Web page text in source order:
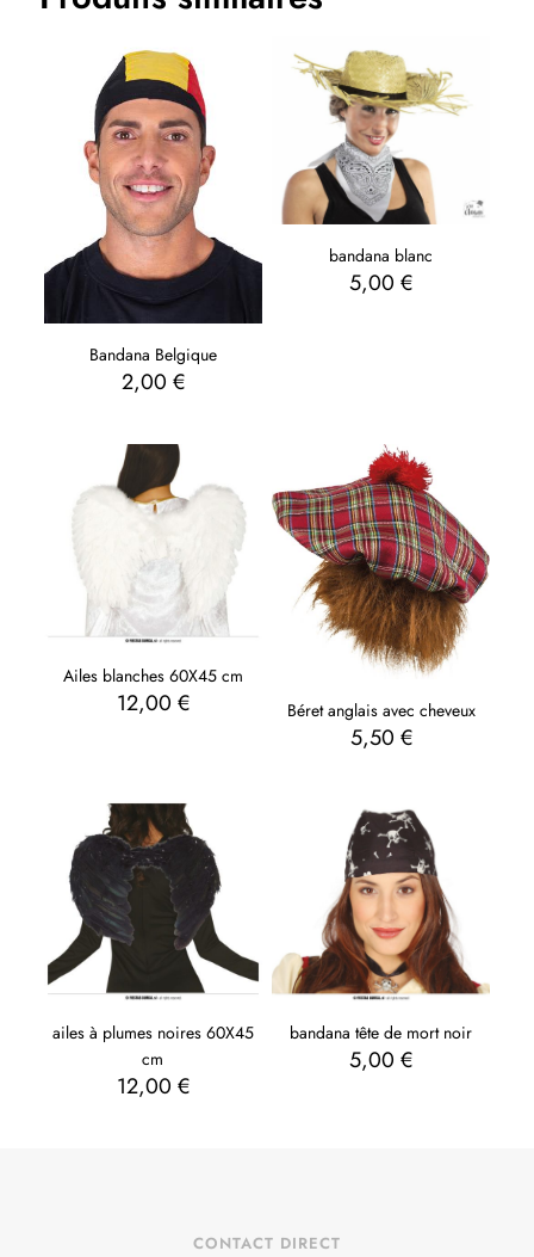
Bandana Belgique
2,00 €
bandana blanc
5,00 €
Ailes blanches 60X45 cm
12,00 € Béret anglais avec cheveux
5,50 €
ailes à plumes noires 60X45
cm
12,00 €
bandana tête de mort noir
5,00 €
CONTACT DIRECT